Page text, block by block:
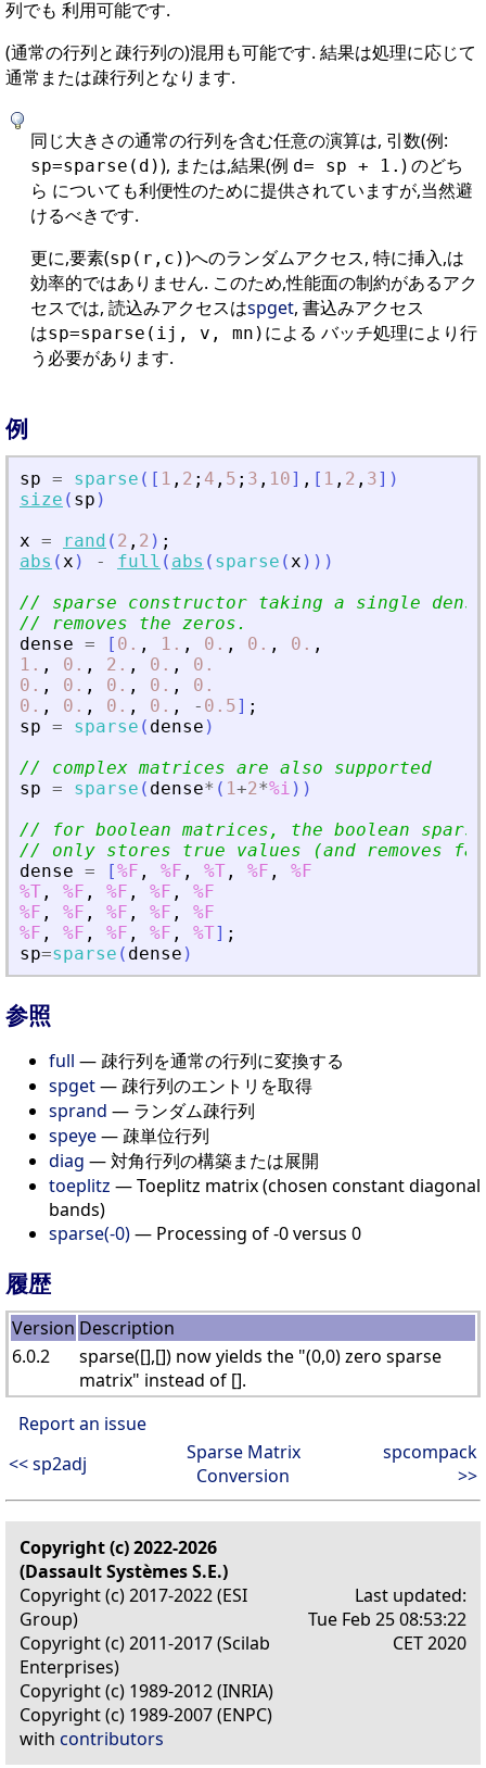
列でも 利用可能です.
(通常の行列と疎行列の)混用も可能です. 結果は処理に応じて
通常または疎行列となります.
同じ大きさの通常の行列を含む任意の演算は, 引数(例:
sp=sparse(d)), または,結果(例 d= sp + 1. ) のどち
ら についても利便性のために提供されていますが,当然避
けるべきです.
更に,要素(sp(r,c))へのランダムアクセス, 特に挿入,は
効率的ではありません. このため,性能面の制約があるアク
セスでは, 読込みアクセスはspget, 書込みアクセス
はsp=sparse(ij, v, mn) による バッチ処理により行
う必要があります.
例
sp = sparse ( [ 1 , 2 ; 4 , 5 ; 3 , 10] , [ 1 , 2 , 3] )
size ( sp )
x = rand ( 2 , 2 ) ;
abs (x ) - full ( abs ( sparse (x ) ) )
// sparse constructor taking a single
// removes the zeros.
dense = [ 0. , 1. , 0. , 0. , 0. ,
1. , 0. , 2. , 0. ,
0.
0. , 0. , 0. , 0. ,
0.
0. , 0. , 0. , 0. , - 0.5] ;
sp = sparse ( dense )
// complex matrices are also supported
sp = sparse ( dense* ( 1+2*%i ) )
// for boolean matrices, the boolean
// only stores true values (and removes
dense = [%F , %F , %T , %F ,
%F
%T , %F , %F , %F ,
%F
%F , %F , %F , %F ,
%F
%F , %F , %F , %F , %T] ;
sp=sparse ( dense )
参照
full — 疎行列を通常の行列に変換する
spget— 疎行列のエントリを取得
sprand — ランダム疎行列
speye— 疎単位行列
diag — 対角行列の構築または展開
toeplitz — Toeplitz matrix (chosen constant diagonal
bands)
sparse(-0)— Processing of -0 versus 0
履歴
Version Description
6.0.2
sparse([],[]) now yields the "(0,0) zero sparse
matrix" instead of [].
Report an issue
<< sp2adj
Sparse Matrix
Conversion
spcompack
>>
Copyright (c) 2022-2026
(Dassault Systèmes S.E.)
Copyright (c) 2017-2022 (ESI
Group)
Copyright (c) 2011-2017 (Scilab
Enterprises)
Copyright (c) 1989-2012 (INRIA)
Copyright (c) 1989-2007 (ENPC)
with contributors
Last updated:
Tue Feb 25 08:53:22
CET 2020